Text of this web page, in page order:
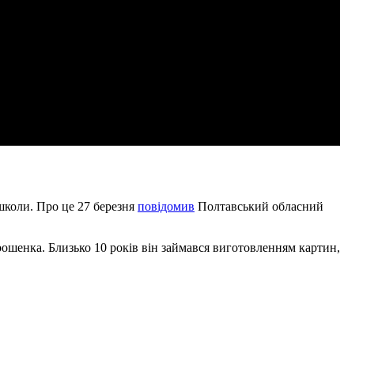
Про це 27 березня повідомив Полтавський обласний
Близько 10 років він займався виготовленням картин,